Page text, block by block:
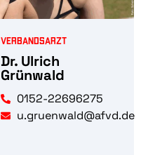
Verbandsarzt
Dr. Ulrich
Grünwald
0152-22696275
u.gruenwald@afvd.de